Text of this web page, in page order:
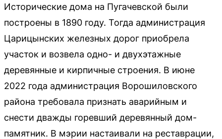
Исторические дома на Пугачевской были
построены в 1890 году. Тогда администрация
Царицынских железных дорог приобрела
участок и возвела одно- и двухэтажные
деревянные и кирпичные строения. В июне
2022 года администрация Ворошиловского
района требовала признать аварийным и
снести дважды горевший деревянный дом-
памятник. В мэрии настаивали на реставрации,